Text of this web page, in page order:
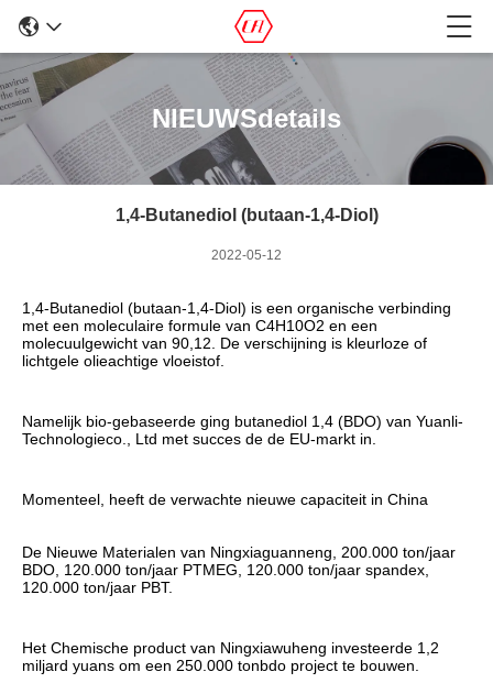
NIEUWSdetails
1,4-Butanediol (butaan-1,4-Diol)
2022-05-12
1,4-Butanediol (butaan-1,4-Diol) is een organische verbinding
met een moleculaire formule van C4H10O2 en een
molecuulgewicht van 90,12. De verschijning is kleurloze of
lichtgele olieachtige vloeistof.
Namelijk bio-gebaseerde ging butanediol 1,4 (BDO) van Yuanli-
Technologieco., Ltd met succes de de EU-markt in.
Momenteel, heeft de verwachte nieuwe capaciteit in China
De Nieuwe Materialen van Ningxiaguanneng, 200.000 ton/jaar
BDO, 120.000 ton/jaar PTMEG, 120.000 ton/jaar spandex,
120.000 ton/jaar PBT.
Het Chemische product van Ningxiawuheng investeerde 1,2
miljard yuans om een 250.000 tonbdo project te bouwen.